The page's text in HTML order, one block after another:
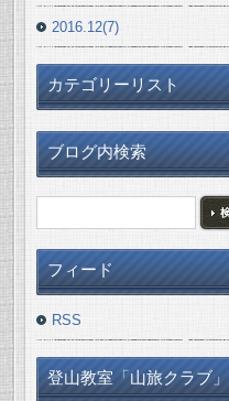
2016.12(7)
カテゴリーリスト
ブログ内検索
フィード
RSS
登山教室「山旅クラブ」